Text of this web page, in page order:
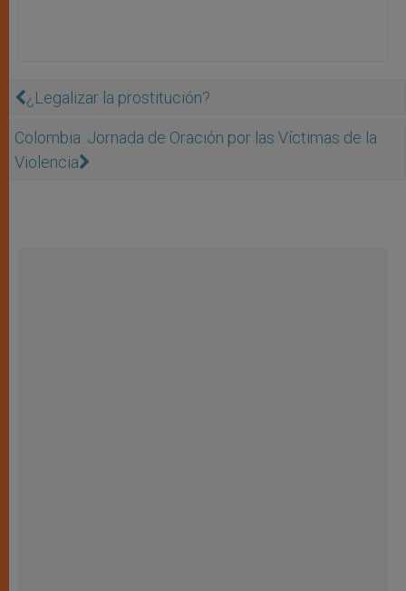
¿Legalizar la prostitución?
Colombia: Jornada de Oración por las Víctimas de la
Violencia